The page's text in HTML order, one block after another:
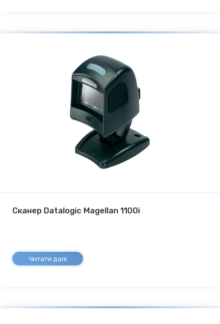
Сканер Datalogic Magellan 1100i
Читати далі